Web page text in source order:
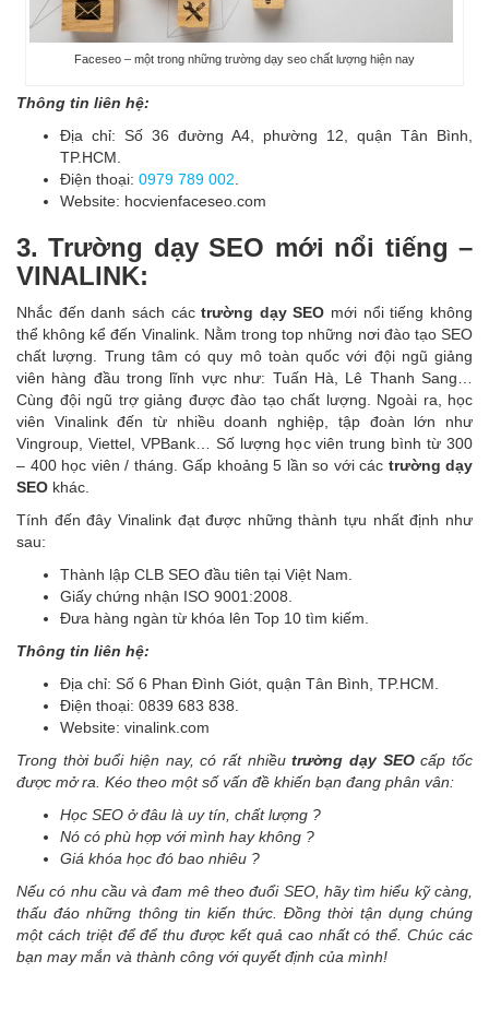
Faceseo – một trong những trường dạy seo chất lượng hiện nay
Thông tin liên hệ:
Địa chỉ: Số 36 đường A4, phường 12, quận Tân Bình,
TP.HCM.
Điện thoại: 0979 789 002
Website: hocvienfaceseo.com
3. Trường dạy SEO mới nổi tiếng –
VINALINK:
Nhắc đến danh sách cáctrường dạy SEO mới nổi tiếng không
thể không kể đến Vinalink. Nằm trong top những nơi đào tạo SEO
chất lượng. Trung tâm có quy mô toàn quốc với đội ngũ giảng
viên hàng đầu trong lĩnh vực như: Tuấn Hà, Lê Thanh Sang…
Cùng đội ngũ trợ giảng được đào tạo chất lượng. Ngoài ra, học
viên Vinalink đến từ nhiều doanh nghiệp, tập đoàn lớn như
Vingroup, Viettel, VPBank… Số lượng học viên trung bình từ 300
– 400 học viên / tháng. Gấp khoảng 5 lần so với các trường dạy
SEO khác.
Tính đến đây Vinalink đạt được những thành tựu nhất định như
sau:
Thành lập CLB SEO đầu tiên tại Việt Nam.
Giấy chứng nhận ISO 9001:2008.
Đưa hàng ngàn từ khóa lên Top 10 tìm kiếm.
Thông tin liên hệ:
Địa chỉ: Số 6 Phan Đình Giót, quận Tân Bình, TP.HCM.
Điện thoại: 0839 683 838.
Website: vinalink.com
Trong thời buổi hiện nay, có rất nhiềutrường dạy SEOcấp tốc
được mở ra. Kéo theo một số vấn đề khiến bạn đang phân vân:
Học SEO ở đâu là uy tín, chất lượng ?
Nó có phù hợp với mình hay không ?
Giá khóa học đó bao nhiêu ?
Nếu có nhu cầu và đam mê theo đuổi SEO, hãy tìm hiểu kỹ càng,
thấu đáo những thông tin kiến thức. Đồng thời tận dụng chúng
một cách triệt để để thu được kết quả cao nhất có thể. Chúc các
bạn may mắn và thành công với quyết định của mình!